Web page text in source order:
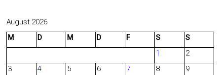
c
b
August 2026
M
D M D F S
S
1
2
3
4 5 6 7 8
9